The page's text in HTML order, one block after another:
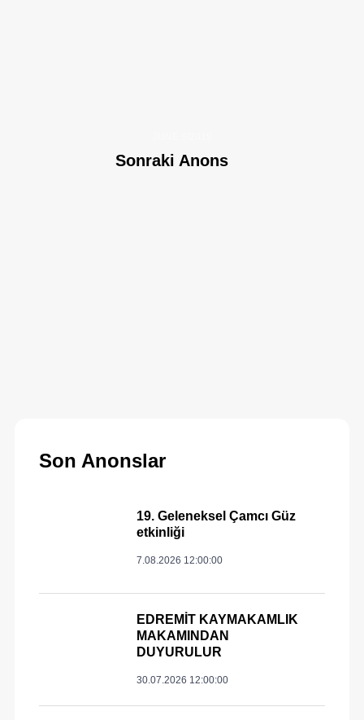
Sonraki Anons
Son Anonslar
19. Geleneksel Çamcı Güz
etkinliği
7.08.2026 12:00:00
EDREMİT KAYMAKAMLIK
MAKAMINDAN
DUYURULUR
30.07.2026 12:00:00